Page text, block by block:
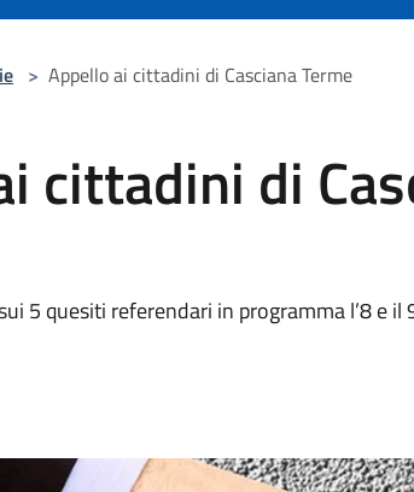
> Appello ai cittadini di Casciana Terme
cittadini di
5 quesiti referendari in programma l’8 e il